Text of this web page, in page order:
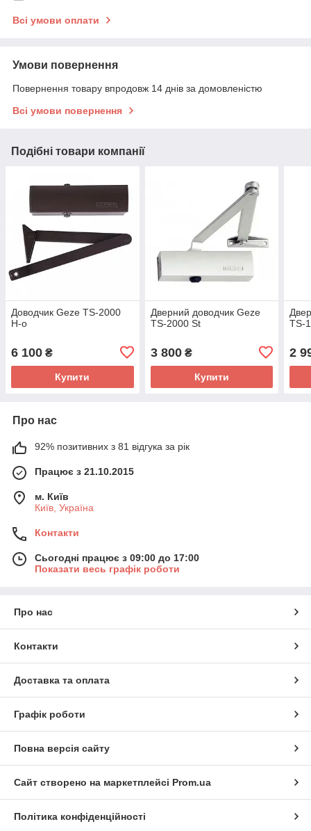
Всі умови оплати
Умови повернення
Повернення товару впродовж 14 днів за домовленістю
Всі умови повернення
Подібні товари компанії
Доводчик Geze TS-2000
H-o
6 100 ₴
Купити
Дверний доводчик Geze
TS-2000 St
3 800₴
Купити
TS-
2
Про нас
92% позитивних з 81 відгука за рік
Працює з 21.10.2015
м. Київ
Київ, Україна
Контакти
Сьогодні працює з 09:00 до 17:00
Показати весь графік роботи
Про нас
Контакти
Доставка та оплата
Графік роботи
Повна версія сайту
Сайт створено на маркетплейсі Prom.ua
Політика конфіденційності